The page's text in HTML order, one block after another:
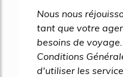
Nous nous
tant que votre
besoins de
Conditions
d'utiliser les